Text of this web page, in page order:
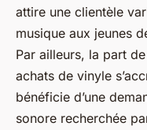
attire une clientèle
musique aux jeunes
Par ailleurs, la part
achats de vinyle
bénéficie d’une
sonore recherchée